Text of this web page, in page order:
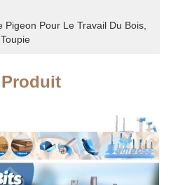
Pigeon Pour Le Travail Du Bois